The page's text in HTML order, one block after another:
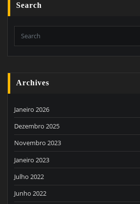
Search
Archives
Janeiro 2026
Dezembro 2025
Novembro 2023
Janeiro 2023
Julho 2022
Junho 2022